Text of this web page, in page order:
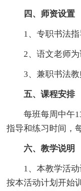
四、师资设置
1、专职书法指
2、语文老师为
3、兼职书法教
五、课程安排
每班每周中午
指导和练习时间，
六、教学说明
1、本教学活动
按本活动计划开始